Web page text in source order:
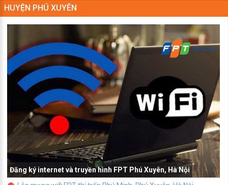
HUYỆN PHÚ XUYÊN
Đăng ký internet và truyền hình FPT Phú Xuyên, Hà Nội